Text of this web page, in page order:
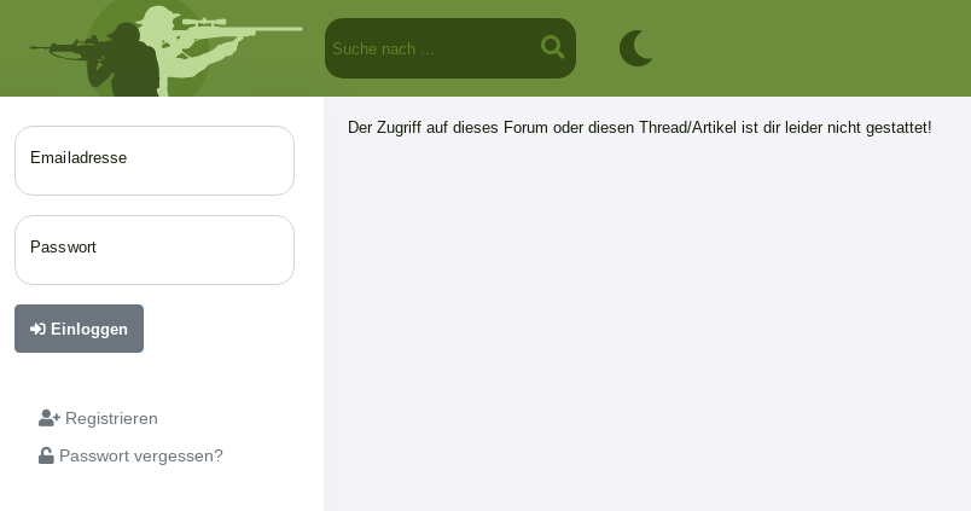
Emailadresse
Passwort
Einloggen
Registrieren
Passwort vergessen?
Der Zugriff auf dieses Forum oder diesen Thread/Artikel ist dir leider nicht gestattet!